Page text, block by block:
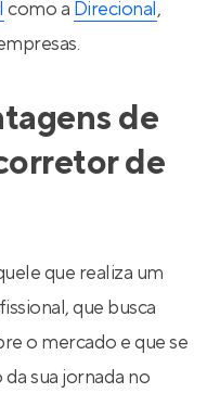
como a Direcional,
de
de
que realiza um
que busca
o mercado e que se
sua jornada no